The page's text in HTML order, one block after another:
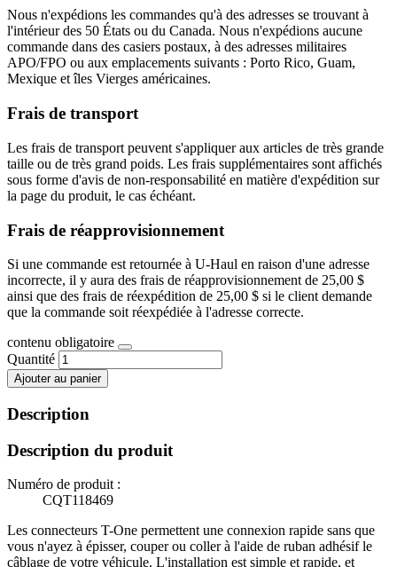
Nous n'expédions les commandes qu'à des adresses se trouvant à
l'intérieur des 50 États ou du Canada. Nous n'expédions aucune
commande dans des casiers postaux, à des adresses militaires
APO/FPO ou aux emplacements suivants : Porto Rico, Guam,
Mexique et îles Vierges américaines.
Frais de transport
Les frais de transport peuvent s'appliquer aux articles de très grande
taille ou de très grand poids. Les frais supplémentaires sont affichés
sous forme d'avis de non-responsabilité en matière d'expédition sur
la page du produit, le cas échéant.
Frais de réapprovisionnement
Si une commande est retournée à U-Haul en raison d'une adresse
incorrecte, il y aura des frais de réapprovisionnement de 25,00 $
ainsi que des frais de réexpédition de 25,00 $ si le client demande
que la commande soit réexpédiée à l'adresse correcte.
contenu obligatoire
Quantité
Ajouter au panier
Description
Description du produit
Numéro de produit :
CQT118469
Les connecteurs T-One permettent une connexion rapide sans que
vous n'ayez à épisser, couper ou coller à l'aide de ruban adhésif le
câblage de votre véhicule. L'installation est simple et rapide, et